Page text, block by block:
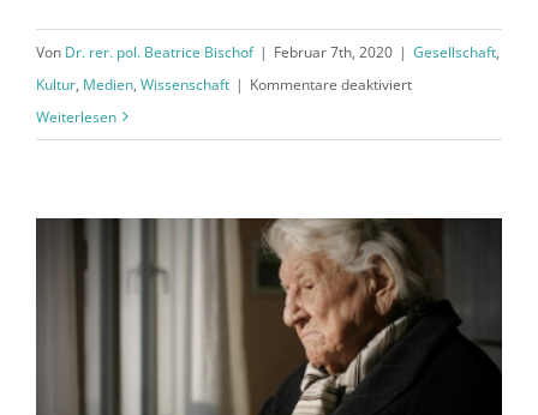
Von Dr. rer. pol. Beatrice Bischof | Februar 7th, 2020 | Gesellschaft,
Kultur, Medien, Wissenschaft | Kommentare deaktiviertfür
ein
außenpolitisches
Ökosystem
Weiterlesen